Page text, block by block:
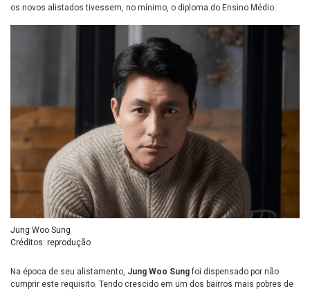
os novos alistados tivessem, no mínimo, o diploma do Ensino Médio.
Jung Woo Sung
Créditos: reprodução
Na época de seu alistamento, Jung Woo Sungfoi dispensado por não
cumprir este requisito. Tendo crescido em um dos bairros mais pobres de